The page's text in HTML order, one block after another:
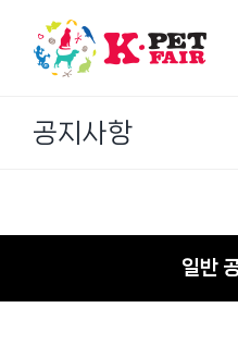
content
공지사항
일반